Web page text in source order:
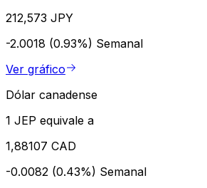
212,573 JPY
-2.0018 (0.93%) Semanal
Ver gráfico
Dólar canadense
1 JEP equivale a
1,88107 CAD
-0.0082 (0.43%) Semanal